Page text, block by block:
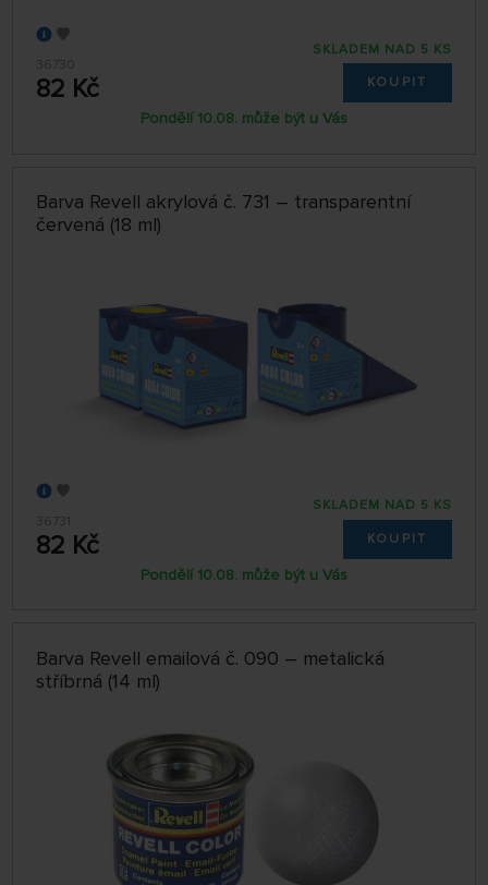
36730
82 Kč
SKLADEM NAD 5 KS
KOUPIT
Pondělí 10.08. může být u Vás
Barva Revell akrylová č. 731 – transparentní
červená (18 ml)
36731
82 Kč
SKLADEM NAD 5 KS
KOUPIT
Pondělí 10.08. může být u Vás
Barva Revell emailová č. 090 – metalická
stříbrná (14 ml)